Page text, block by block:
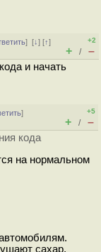
][↓] [↑]
+2
+ / –
и начать
]
+5
+ / –
кода
на нормальном
сахар,